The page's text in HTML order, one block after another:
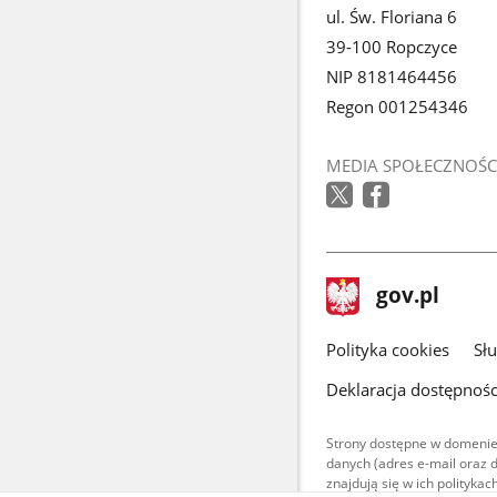
ul. Św. Floriana 6
39-100 Ropczyce
NIP 8181464456
Regon 001254346
MEDIA
stopka
gov.pl Strona
gov.pl
gov.pl
Polityka cookies
Deklaracja
Strony dostępne w
danych (adres e-mail oraz
znajdują się w ich